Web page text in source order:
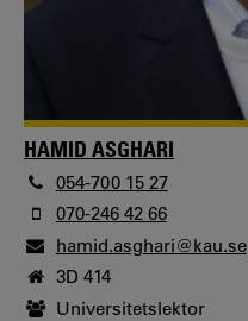
HAMID ASGHARI
054-700 15 27
070-246 42 66
hamid.asghari@kau.se
3D 414
Universitetslektor